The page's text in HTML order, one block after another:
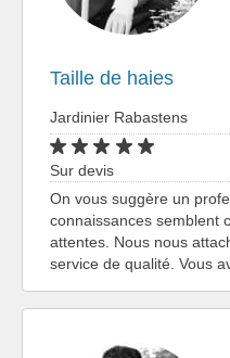
Taille de haies
Jardinier Rabastens
Sur devis
On vous suggère un
connaissances semblent
attentes. Nous nous
service de qualité. Vous